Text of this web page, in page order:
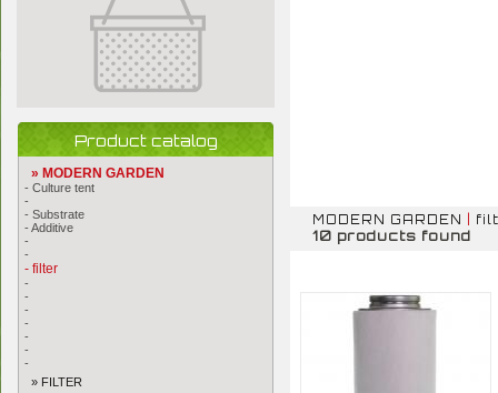
Product catalog
» MODERN GARDEN
- Culture tent
-
- Substrate
- Additive
-
-
- filter
-
-
-
-
-
-
-
» FILTER
MODERN GARDEN
10 products found